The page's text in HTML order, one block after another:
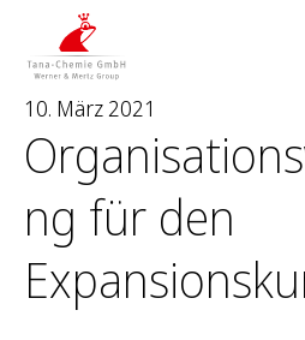
S
u
c
h
10. März 2021
ng für den